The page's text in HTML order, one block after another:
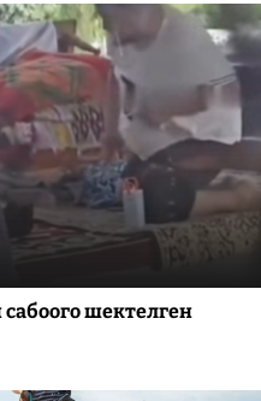
шектелген